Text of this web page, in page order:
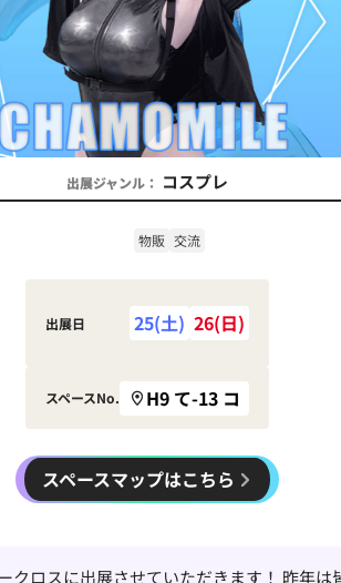
出展ジャンル： コスプレ
物販 交流
出展日 25(土) 26(日)
スペースNo. H9 て-13 コ
スペースマップはこちら
クロスに出展させていただきます！ 昨年